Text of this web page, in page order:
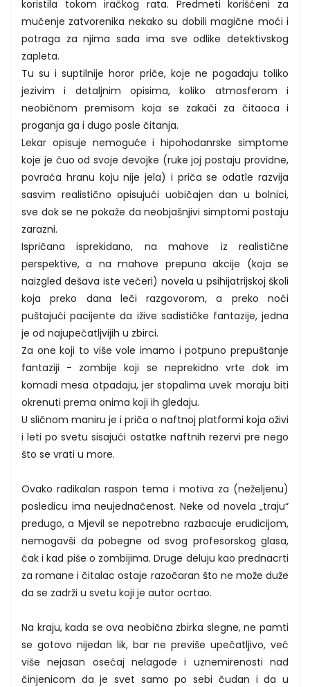
koristila tokom iračkog rata. Predmeti korišćeni za
mučenje zatvorenika nekako su dobili magične moći i
potraga za njima sada ima sve odlike detektivskog
zapleta.
Tu su i suptilnije horor priče, koje ne pogađaju toliko
jezivim i detaljnim opisima, koliko atmosferom i
neobičnom premisom koja se zakači za čitaoca i
proganja ga i dugo posle čitanja.
Lekar opisuje nemoguće i hipohodanrske simptome
koje je čuo od svoje devojke (ruke joj postaju providne,
povraća hranu koju nije jela) i priča se odatle razvija
sasvim realistično opisujući uobičajen dan u bolnici,
sve dok se ne pokaže da neobjašnjivi simptomi postaju
zarazni.
Ispričana isprekidano, na mahove iz realistične
perspektive, a na mahove prepuna akcije (koja se
naizgled dešava iste večeri) novela u psihijatrijskoj školi
koja preko dana leči razgovorom, a preko noći
puštajući pacijente da ižive sadističke fantazije, jedna
je od najupečatljvijih u zbirci.
Za one koji to više vole imamo i potpuno prepuštanje
fantaziji - zombije koji se neprekidno vrte dok im
komadi mesa otpadaju, jer stopalima uvek moraju biti
okrenuti prema onima koji ih gledaju.
U sličnom maniru je i priča o naftnoj platformi koja oživi
i leti po svetu sisajući ostatke naftnih rezervi pre nego
što se vrati u more.
Ovako radikalan raspon tema i motiva za (neželjenu)
posledicu ima neujednačenost. Neke od novela „traju“
predugo, a Mjevil se nepotrebno razbacuje erudicijom,
nemogavši da pobegne od svog profesorskog glasa,
čak i kad piše o zombijima. Druge deluju kao prednacrti
za romane i čitalac ostaje razočaran što ne može duže
da se zadrži u svetu koji je autor ocrtao.
Na kraju, kada se ova neobična zbirka slegne, ne pamti
se gotovo nijedan lik, bar ne previše upečatljivo, već
više nejasan osećaj nelagode i uznemirenosti nad
činjenicom da je svet samo po sebi čudan i da u